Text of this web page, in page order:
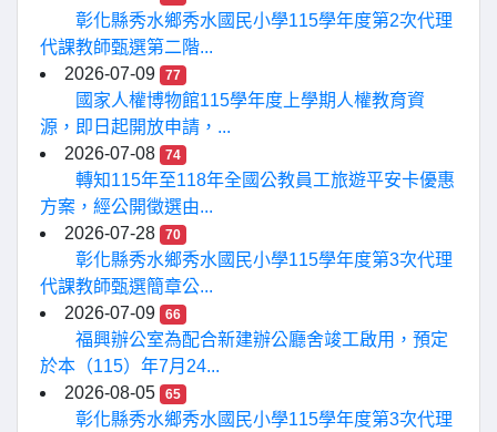
彰化縣秀水鄉秀水國民小學115學年度第2次代理
代課教師甄選第二階...
2026-07-09
77
國家人權博物館115學年度上學期人權教育資
源，即日起開放申請，...
2026-07-08
74
轉知115年至118年全國公教員工旅遊平安卡優惠
方案，經公開徵選由...
2026-07-28
70
彰化縣秀水鄉秀水國民小學115學年度第3次代理
代課教師甄選簡章公...
2026-07-09
66
福興辦公室為配合新建辦公廳舍竣工啟用，預定
於本（115）年7月24...
2026-08-05
65
彰化縣秀水鄉秀水國民小學115學年度第3次代理